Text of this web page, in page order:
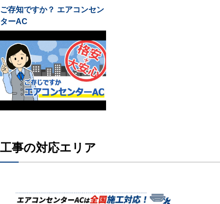
ご存知ですか？ エアコンセン
ターAC
工事の対応エリア